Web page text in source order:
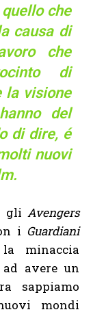
che
causa di
che
di
la visione
del
di dire, é
nuovi
gli Avengers
i Guardiani
minaccia
avere un
sappiamo
mondi